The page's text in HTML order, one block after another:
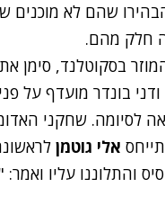
שהם לא מוכנים
חלק מהם.
בסקוטלנד, סימן
בונדר מועדף על
לסיומה. שחקני
אלי גוטמן
והתלוננו עליו